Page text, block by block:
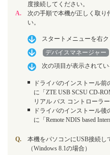
度接続してください。
A.
次の手順で本機が正しく取り
い。
スタートメニューを右ク
デバイスマネージャー
次の項目が表示されて
ドライバのインストール前
に「ZTE USB SCSU CD-
リアル バス コントローラ
ドライバのインストール後
に「Remote NDIS based
Q.
本機をパソコンにUSB接続
（Windows 8.1の場合）